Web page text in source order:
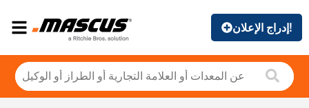
إدراج الإعلان!